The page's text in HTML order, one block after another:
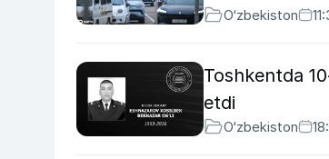
O‘zbekiston
Toshkentda
etdi
O‘zbekiston